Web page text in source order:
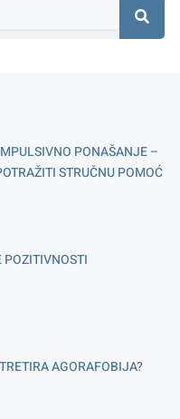
PONAŠANJE –
STRUČNU POMOĆ
POZITIVNOSTI
AGORAFOBIJA?